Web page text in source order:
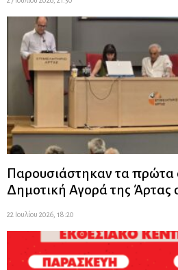
Παρουσιάστηκαν τα πρώτα
Δημοτική Αγορά της Άρτας
22 Ιουλίου 2026, 18:20